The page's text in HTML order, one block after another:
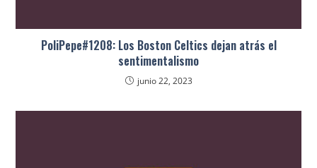
PoliPepe#1208: Los Boston Celtics dejan atrás el
sentimentalismo
junio 22, 2023